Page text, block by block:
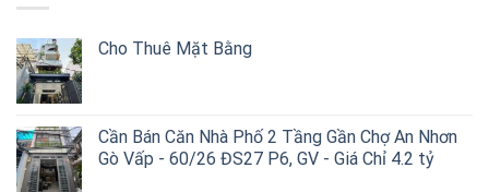
Cho Thuê Mặt Bằng
Cần Bán Căn Nhà Phố 2 Tầng Gần Chợ An Nhơn
Gò Vấp - 60/26 ĐS27 P6, GV - Giá Chỉ 4.2 tỷ